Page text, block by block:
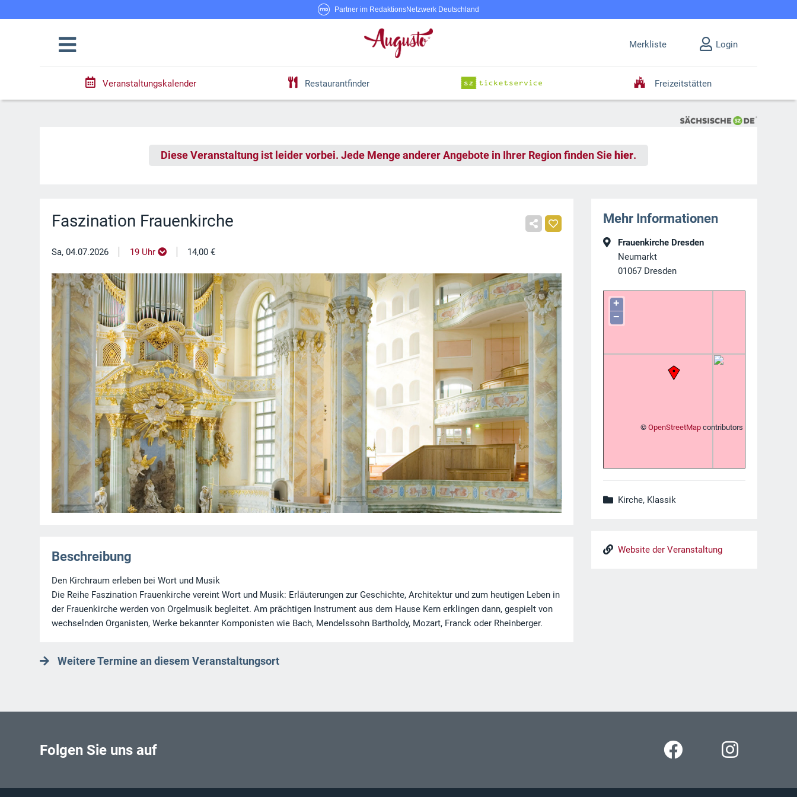
Partner im RedaktionsNetzwerk Deutschland
Merkliste Login
Veranstaltungskalender Restaurantfinder Freizeitstätten
Diese Veranstaltung ist leider vorbei. Jede Menge anderer Angebote in Ihrer Region finden Sie hier.
Faszination Frauenkirche
Sa, 04.07.2026 | 19 Uhr | 14,00 €
Beschreibung
Den Kirchraum erleben bei Wort und Musik
Die Reihe Faszination Frauenkirche vereint Wort und Musik: Erläuterungen zur Geschichte, Architektur und zum heutigen Leben in
der Frauenkirche werden von Orgelmusik begleitet. Am prächtigen Instrument aus dem Hause Kern erklingen dann, gespielt von
wechselnden Organisten, Werke bekannter Komponisten wie Bach, Mendelssohn Bartholdy, Mozart, Franck oder Rheinberger.
Weitere Termine an diesem Veranstaltungsort
Mehr Informationen
Frauenkirche Dresden
Neumarkt
01067 Dresden
+
−
© OpenStreetMapcontributors
Kirche, Klassik
Website der Veranstaltung
Folgen Sie uns auf